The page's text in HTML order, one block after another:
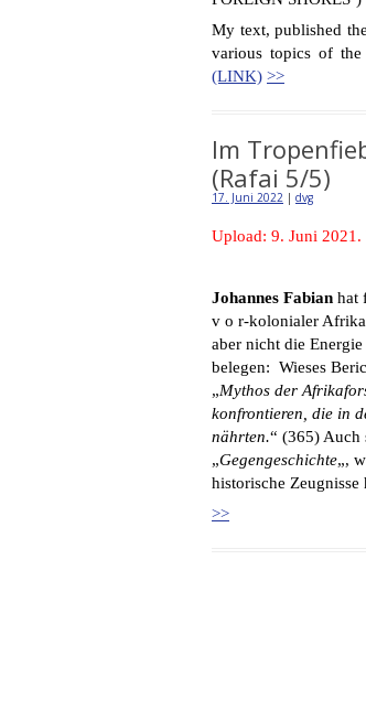
My text, published
various topics of
(LINK) >>
Im
(Rafai 5/5)
17. Juni 2022 | dvg
Upload: 9. Juni
Johannes Fabian hat
v o r-kolonialer
aber nicht die
belegen: Wieses
„Mythos der
konfrontieren, die in
nährten.“ (365) Auch
„Gegengeschichte„,
historische
>>